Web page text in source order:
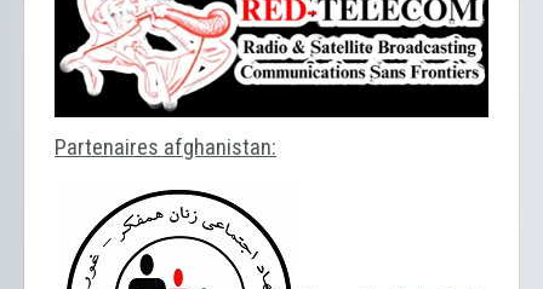
Partenaires afghanistan: